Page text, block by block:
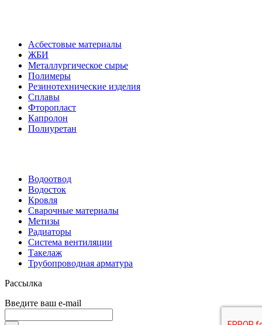
Асбестовые материалы
ЖБИ
Металлургическое сырье
Полимеры
Резинотехнические изделия
Сплавы
Фторопласт
Капролон
Полиуретан
Водоотвод
Водосток
Кровля
Сварочные материалы
Метизы
Радиаторы
Система вентиляции
Такелаж
Трубопроводная арматура
Рассылка
Введите ваш e-mail